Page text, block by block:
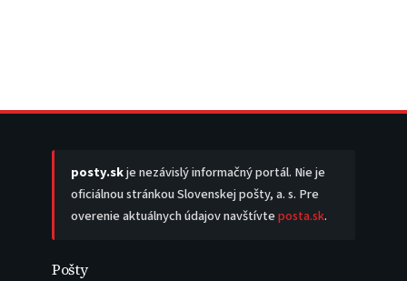
posty.skje nezávislý informačný portál. Nie je
oficiálnou stránkou Slovenskej pošty, a. s. Pre
overenie aktuálnych údajov navštívteposta.sk.
Pošty